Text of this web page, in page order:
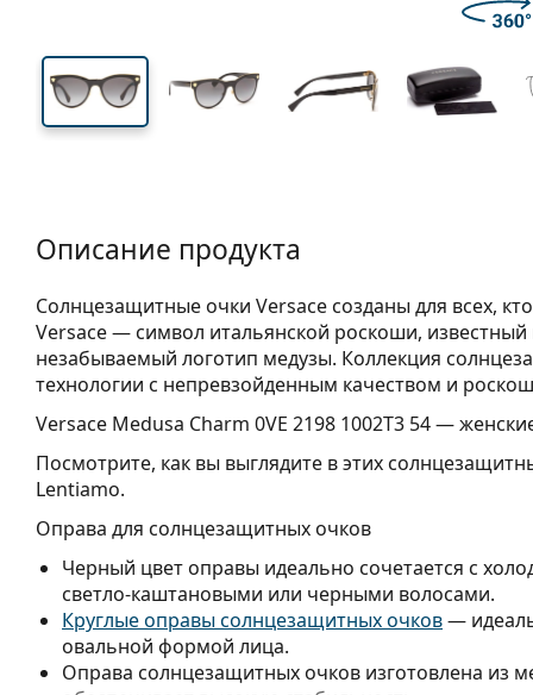
Описание продукта
Солнцезащитные очки Versace созданы для всех,
Versace — символ итальянской роскоши,
незабываемый логотип медузы. Коллекция
технологии с непревзойденным качеством и
Versace Medusa Charm 0VE 2198 1002T3 54—
Посмотрите, как вы выглядите в этих
Lentiamo.
Оправа для солнцезащитных очков
Черный цвет оправы идеально сочетается с
светло-каштановыми или черными волосами.
Круглые оправы солнцезащитных очков—
овальной формой лица.
Оправа солнцезащитных очков изготовлена из